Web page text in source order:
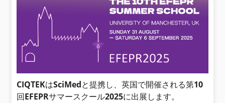
CIQTEKはSciMedと提携し、英国で開催される第10
回EFEPRサマースクール2025に出展します。